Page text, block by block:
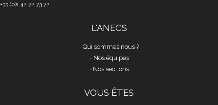
+33 (0)1 42 72 73 72
L'ANECS
Qui sommes nous ?
Nos équipes
Nos sections
VOUS ÊTES